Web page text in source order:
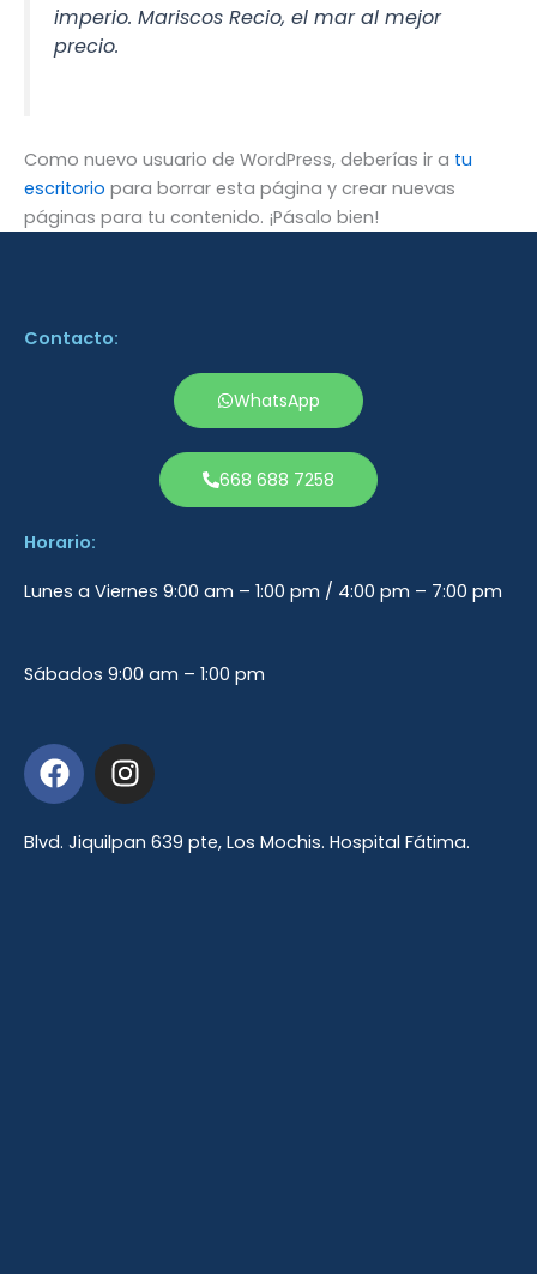
imperio. Mariscos Recio, el mar al mejor
precio.
Como nuevo usuario de WordPress, deberías ir a tu
escritorio para borrar esta página y crear nuevas
páginas para tu contenido. ¡Pásalo bien!
Contacto:
WhatsApp
668 688 7258
Horario:
Lunes a Viernes 9:00 am – 1:00 pm / 4:00 pm – 7:00 pm
Sábados 9:00 am – 1:00 pm
F
a
c
e
I
n
s
t
Blvd. Jiquilpan 639 pte, Los Mochis. Hospital Fátima.